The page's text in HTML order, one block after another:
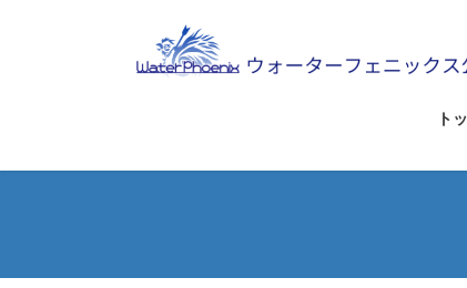
ス
ン
ト